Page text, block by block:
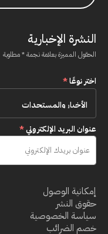
النشرة الإخبارية
الحقول المميزة بعلامة نجمة * مطلوبة
اختر نوعًا*
عنوان البريد الإلكتروني*
إمكانية الوصول
حقوق النشر
سياسة الخصوصية
خصم الضرائب